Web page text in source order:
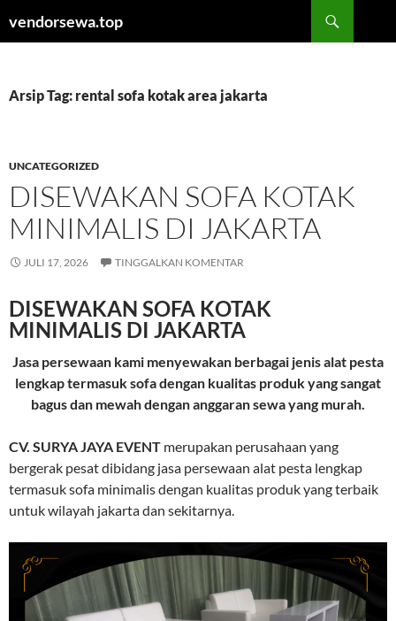
kevendorsewa.top
Arsip Tag: rental sofa kotak area jakarta
UNCATEGORIZED
DISEWAKAN SOFA KOTAK
MINIMALIS DI JAKARTA
JULI 17, 2026 TINGGALKAN KOMENTAR
DISEWAKAN SOFA KOTAK
MINIMALIS DI JAKARTA
Jasa persewaan kami menyewakan berbagai jenis alat pesta
lengkap termasuk sofa dengan kualitas produk yang sangat
bagus dan mewah dengan anggaran sewa yang murah.
CV. SURYA JAYA EVENT merupakan perusahaan yang
bergerak pesat dibidang jasa persewaan alat pesta lengkap
termasuk sofa minimalis dengan kualitas produk yang terbaik
untuk wilayah jakarta dan sekitarnya.